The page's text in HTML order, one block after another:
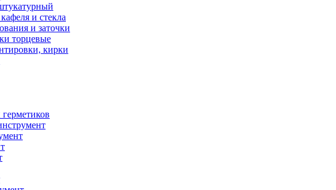
и стекла
и заточки
торцевые
кирки